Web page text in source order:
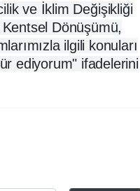
ve İklim Değişikliği
Dönüşümü,
ilgili konuları
ediyorum" ifadelerini